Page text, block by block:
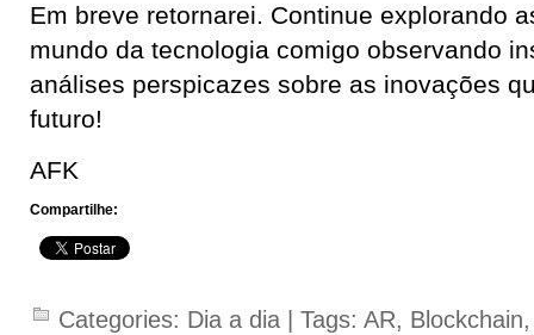
Em breve retornarei. Continue explorando
mundo da tecnologia comigo observando
análises perspicazes sobre as inovações
futuro!
AFK
Compartilhe:
Categories: Dia a dia | Tags: AR, Blockchain